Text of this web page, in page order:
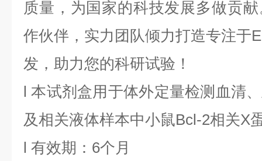
质量，为国家的科技发展多做贡
作伙伴，实力团队倾力打造专注于
发，助力您的科研试验！
l本试剂盒用于体外定量检测血清
及相关液体样本中小鼠Bcl-2相关X
l 有效期：6个月